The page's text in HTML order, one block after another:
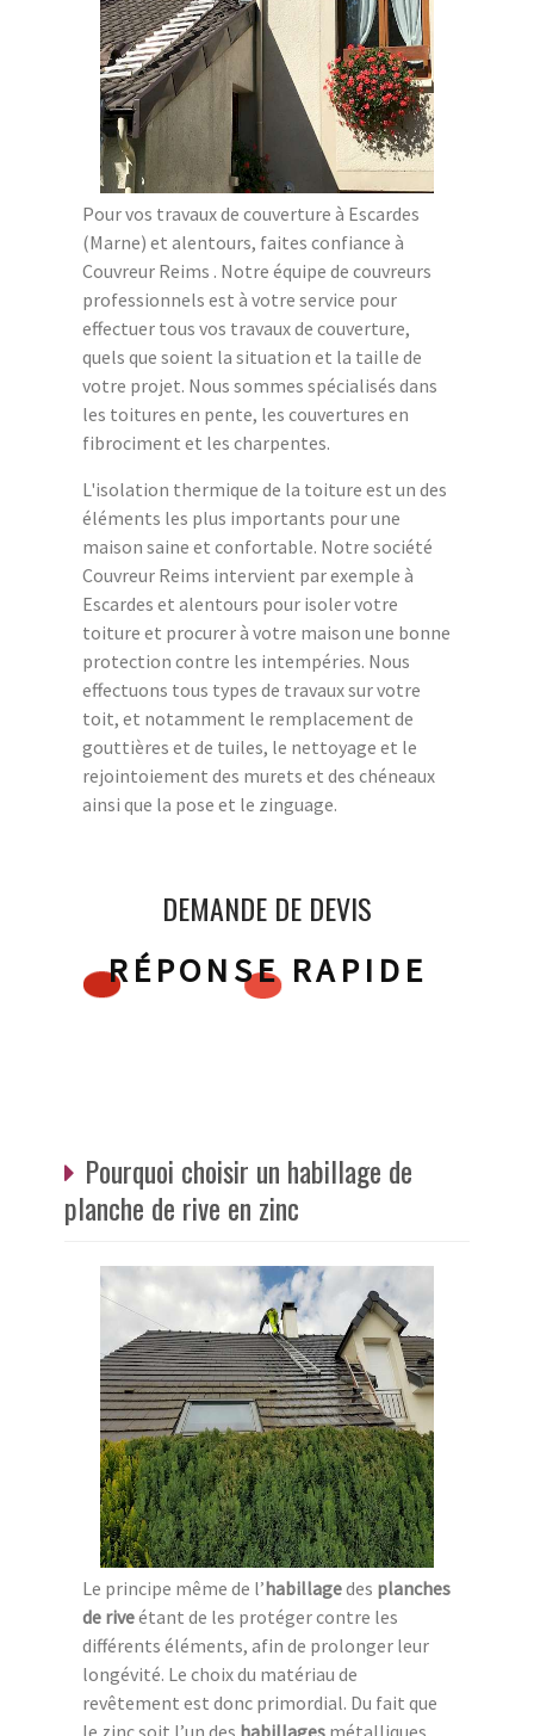
Pour vos travaux de couverture à Escardes
(Marne) et alentours, faites confiance à
Couvreur Reims . Notre équipe de couvreurs
professionnels est à votre service pour
effectuer tous vos travaux de couverture,
quels que soient la situation et la taille de
votre projet. Nous sommes spécialisés dans
les toitures en pente, les couvertures en
fibrociment et les charpentes.
L'isolation thermique de la toiture est un des
éléments les plus importants pour une
maison saine et confortable. Notre société
Couvreur Reims intervient par exemple à
Escardes et alentours pour isoler votre
toiture et procurer à votre maison une bonne
protection contre les intempéries. Nous
effectuons tous types de travaux sur votre
toit, et notamment le remplacement de
gouttières et de tuiles, le nettoyage et le
rejointoiement des murets et des chéneaux
ainsi que la pose et le zinguage.
DEMANDE DE DEVIS
RÉPONSE RAPIDE
Pourquoi choisir un habillage de
planche de rive en zinc
Le principe même de l’habillagedes planches
de riveétant de les protéger contre les
différents éléments, afin de prolonger leur
longévité. Le choix du matériau de
revêtement est donc primordial. Du fait que